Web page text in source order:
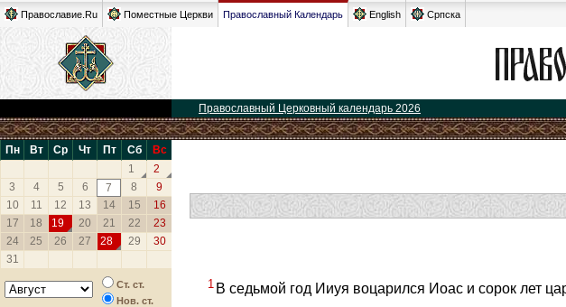
Православие.Ru Поместные Церкви Православный Календарь English Српска
Православный Церковный календарь 2026
Пн Вт Ср Чт Пт Сб
Вс
1
2
3
4 5 6 7 8
9
10
11 12 13 14 15
16
17
18 19 20 21 22
23
24
25 26 27 28 29
30
31
Ст. ст.
Нов. ст.
1 В седьмой год Ииуя воцарился Иоас и сорок лет